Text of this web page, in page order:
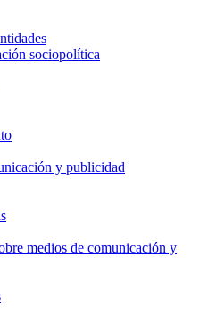
sociopolítica
y publicidad
medios de comunicación y